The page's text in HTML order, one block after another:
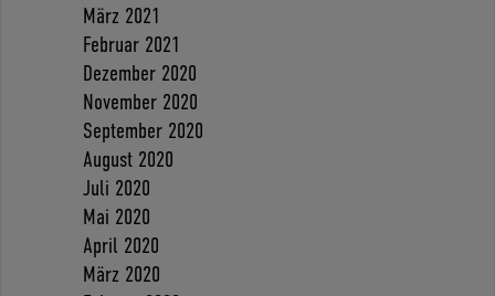
März 2021
Februar 2021
Dezember 2020
November 2020
September 2020
August 2020
Juli 2020
Mai 2020
April 2020
März 2020